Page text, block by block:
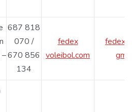
687 818
070 /
670 856
134
fedex
voleibol.com